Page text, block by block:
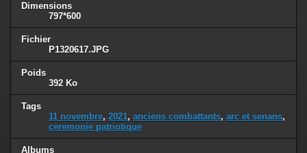
Dimensions
797*600
Fichier
P1320617.JPG
Poids
392 Ko
Tags
11 novembre, 2021, anciens combattants, arc et senans,
ceremonie patriotique
Albums